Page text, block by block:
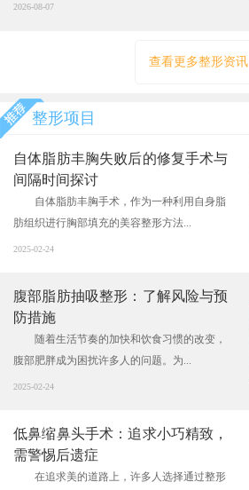
2026-08-07
查看更多整形资讯
整形项目
自体脂肪丰胸失败后的修复手术与
间隔时间探讨
自体脂肪丰胸手术，作为一种利用自身脂
肪组织进行胸部填充的美容整形方法...
2025-02-24
腹部脂肪抽吸整形：了解风险与预
防措施
随着生活节奏的加快和饮食习惯的改变，
腹部肥胖成为困扰许多人的问题。为...
2025-02-24
低鼻缩鼻头手术：追求小巧精致，
需警惕后遗症
在追求美的道路上，许多人选择通过整形